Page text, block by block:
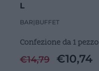
L
BAR| BUFFET
Confezione da 1 pezzo
€14,79 €10,74